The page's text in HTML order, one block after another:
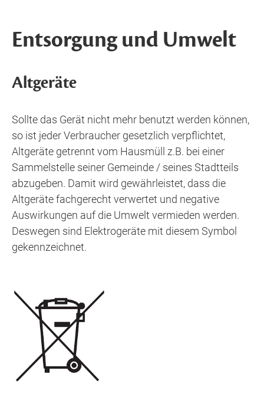
Entsorgung und Umwelt
Altgeräte
Sollte das Gerät nicht mehr benutzt werden können,
so ist jeder Verbraucher gesetzlich verpflichtet,
Altgeräte getrennt vom Hausmüll z.B. bei einer
Sammelstelle seiner Gemeinde / seines Stadtteils
abzugeben. Damit wird gewährleistet, dass die
Altgeräte fachgerecht verwertet und negative
Auswirkungen auf die Umwelt vermieden werden.
Deswegen sind Elektrogeräte mit diesem Symbol
gekennzeichnet.